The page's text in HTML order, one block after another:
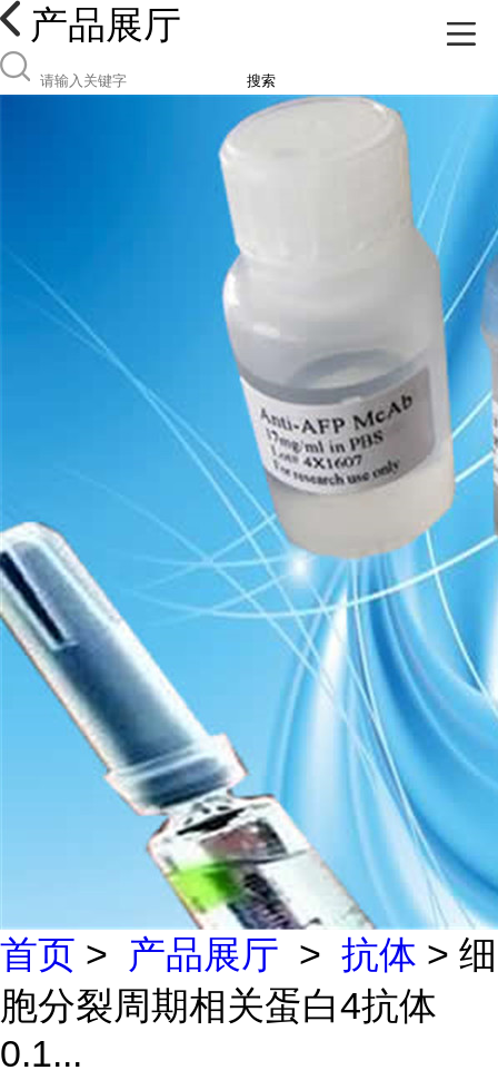
产品展厅
搜索
首页 > 产品展厅 > 抗体 > 细
胞分裂周期相关蛋白4抗体
0.1...